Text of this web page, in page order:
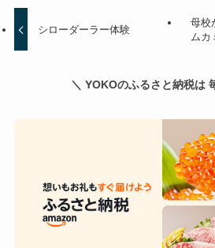
シローダーラー体験
母校
ムカ
＼ YOKOのふるさと納税は